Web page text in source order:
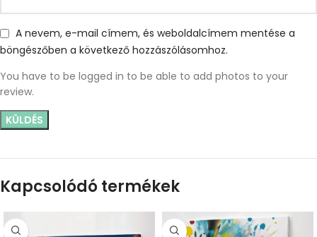
A nevem, e-mail címem, és weboldalcímem mentése a
böngészőben a következő hozzászólásomhoz.
You have to be logged in to be able to add photos to your
review.
Kapcsolódó termékek